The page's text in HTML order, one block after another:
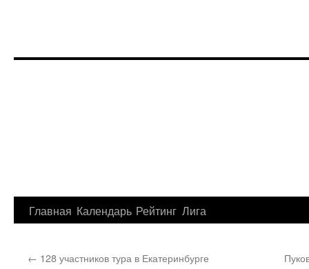
Перейти
содержимому
Главная Календарь Рейтинг Лига
← 128 участников тура в Екатеринбурге